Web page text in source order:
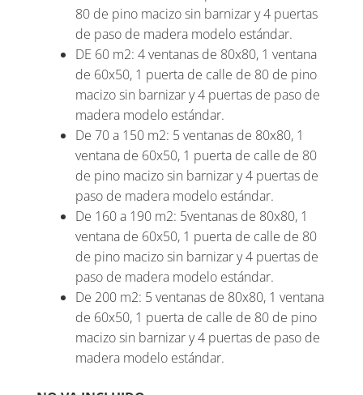
80 de pino macizo sin barnizar y 4 puertas
de paso de madera modelo estándar.
DE 60 m2: 4 ventanas de 80x80, 1 ventana
de 60x50, 1 puerta de calle de 80 de pino
macizo sin barnizar y 4 puertas de paso de
madera modelo estándar.
De 70 a 150 m2: 5 ventanas de 80x80, 1
ventana de 60x50, 1 puerta de calle de 80
de pino macizo sin barnizar y 4 puertas de
paso de madera modelo estándar.
De 160 a 190 m2: 5ventanas de 80x80, 1
ventana de 60x50, 1 puerta de calle de 80
de pino macizo sin barnizar y 4 puertas de
paso de madera modelo estándar.
De 200 m2: 5 ventanas de 80x80, 1 ventana
de 60x50, 1 puerta de calle de 80 de pino
macizo sin barnizar y 4 puertas de paso de
madera modelo estándar.